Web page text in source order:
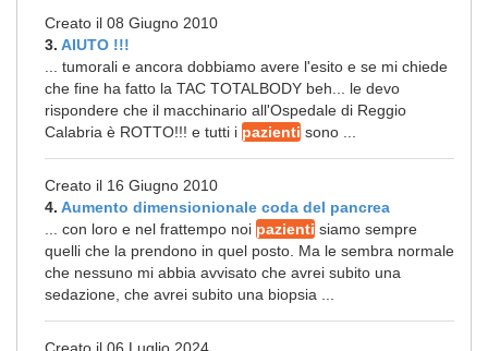
Creato il 08 Giugno 2010
3. AIUTO !!!
... tumorali e ancora dobbiamo avere l'esito e se mi chiede
che fine ha fatto la TAC TOTALBODY beh... le devo
rispondere che il macchinario all'Ospedale di Reggio
Calabria è ROTTO!!! e tutti i pazienti sono ...
Creato il 16 Giugno 2010
4. Aumento dimensionionale coda del pancrea
... con loro e nel frattempo noi pazienti siamo sempre
quelli che la prendono in quel posto. Ma le sembra normale
che nessuno mi abbia avvisato che avrei subito una
sedazione, che avrei subito una biopsia ...